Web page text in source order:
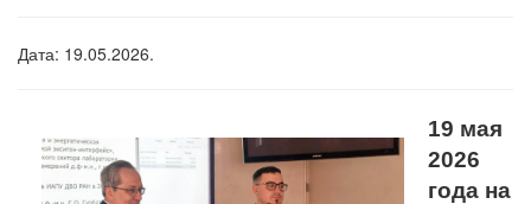
Дата: 19.05.2026.
19 мая
2026
года на